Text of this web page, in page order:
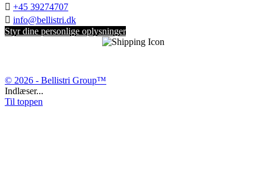
 +45 39274707
 info@bellistri.dk
Styr dine personlige oplysninger
© 2026 - Bellistri Group™
Indlæser...
Til toppen